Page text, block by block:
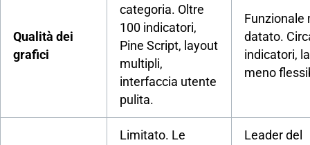
Qualità dei
grafici
categoria. Oltre
100 indicatori,
Pine Script, layout
multipli,
interfaccia utente
pulita.
Funzionale
datato.
indicatori,
meno
Limitato. Le
Leader del